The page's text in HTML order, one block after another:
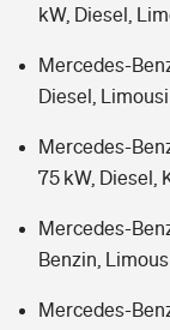
kW, Diesel,
Mercedes-
Diesel,
Mercedes-
75 kW, Diesel,
Mercedes-
Benzin,
Mercedes-